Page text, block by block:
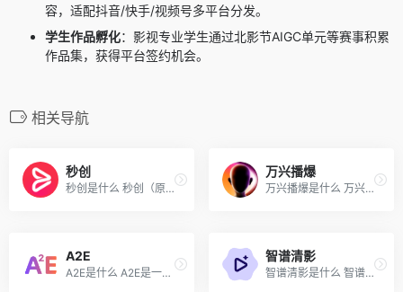
容，适配抖音/快手/视频号多平台分发。
学生作品孵化：影视专业学生通过北影节AIGC单元等赛事积累
作品集，获得平台签约机会。
相关导航
秒创
秒创是什么 秒创（原一帧秒创...
万兴播爆
万兴播爆是什么 万兴播爆是由...
A2E
A2E是什么 A2E是一站式AI视频...
智谱清影
智谱清影是什么 智谱清影是智...